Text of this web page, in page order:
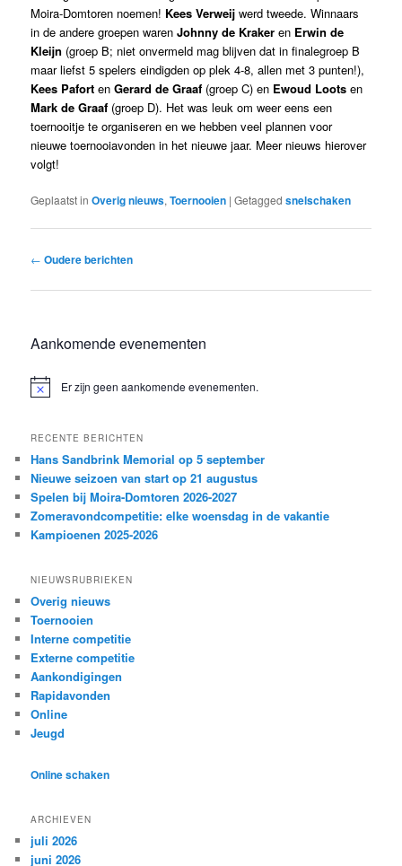
Moira-Domtoren noemen! Kees Verweij werd tweede. Winnaars
in de andere groepen warenJohnny de Kraker en Erwin de
Kleijn (groep B; niet onvermeld mag blijven dat in finalegroep B
maar liefst 5 spelers eindigden op plek 4-8, allen met 3 punten!),
Kees Pafort enGerard de Graaf (groep C) en Ewoud Loots en
Mark de Graaf (groep D). Het was leuk om weer eens een
toernooitje te organiseren en we hebben veel plannen voor
nieuwe toernooiavonden in het nieuwe jaar. Meer nieuws hierover
volgt!
Geplaatst in Overig nieuws,Toernooien |Getagged snelschaken
Bericht
← Oudere berichten
Aankomende evenementen
BerichtEr zijn geen aankomende evenementen.
RECENTE BERICHTEN
Hans Sandbrink Memorial op 5 september
Nieuwe seizoen van start op 21 augustus
Spelen bij Moira-Domtoren 2026-2027
Zomeravondcompetitie: elke woensdag in de vakantie
Kampioenen 2025-2026
NIEUWSRUBRIEKEN
Overig nieuws
Toernooien
Interne competitie
Externe competitie
Aankondigingen
Rapidavonden
Online
Jeugd
Online schaken
ARCHIEVEN
juli 2026
juni 2026